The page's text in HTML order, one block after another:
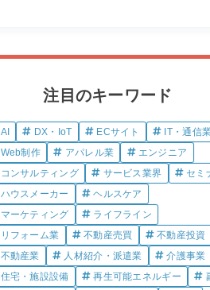
注目のキーワード
AI DX・IoT ECサイト
IT・通信
Web制作
アパレル業
エンジニア
コンサルティング
サービス業界
セミ
ハウスメーカー
ヘルスケア
マーケティング
ライフライン
リフォーム業
不動産売買
不動産投資
不動産業
人材紹介・派遣業
介護事業
住宅・施設設備
再生可能エネルギー